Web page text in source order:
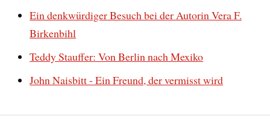
Ein denkwürdiger Besuch bei der Autorin Vera F.
Birkenbihl
Teddy Stauffer: Von Berlin nach Mexiko
John Naisbitt - Ein Freund, der vermisst wird